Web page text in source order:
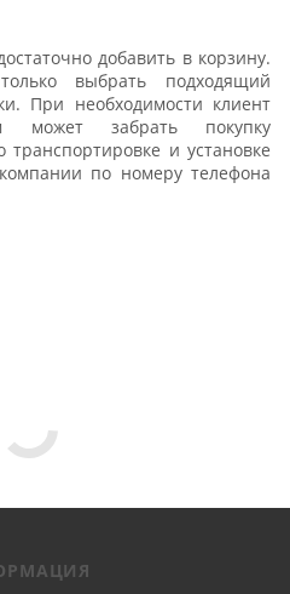
добавить в корзину.
выбрать подходящий
При необходимости клиент
может забрать покупку
и установке
по номеру телефона